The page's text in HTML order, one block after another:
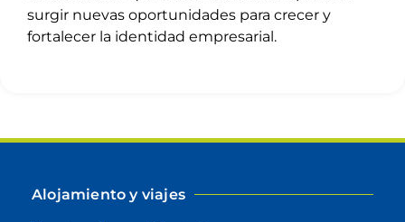
surgir nuevas oportunidades para crecer y
fortalecer la identidad empresarial.
Alojamiento y viajes